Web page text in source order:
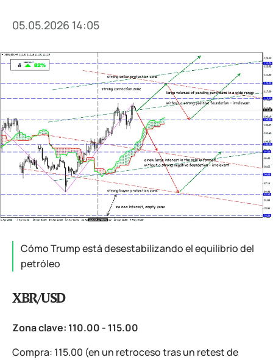
05.05.2026 14:05
Cómo Trump está desestabilizando el equilibrio del
petróleo
XBR/USD
Zona clave: 110.00 - 115.00
Compra: 115.00 (en un retroceso tras un retest de